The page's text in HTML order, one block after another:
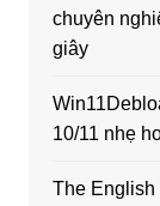
chuyên
giây
10/11 nhẹ
The English